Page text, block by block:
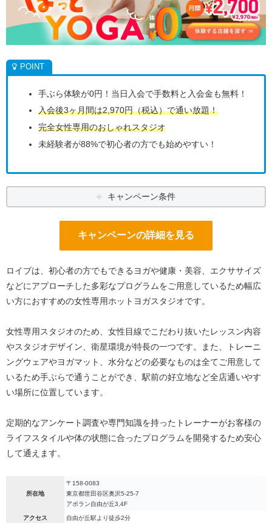
手ぶら体験が0円！当日入会で手数料と入会金も無料！
入会後3ヶ月間は2,970円（税込）で通い放題！
完全女性専用のおしゃれスタジオ
未経験者が88%で初心者の方でも始めやすい！
キャンペーン条件
キャンペーンの詳細を見る
ロイブは、初心者の方でもできるヨガや健康・美容、エクササイズ
などにアプローチした多彩なプログラムをご用意しているため幅広
い方におすすめの女性専用ホットヨガスタジオです。
女性専用スタジオのため、女性目線でこだわり抜いたレッスン内容
やスタジオデザイン、衛星環境が特長の一つです。また、トレーニ
ングウェアやヨガマット、水分などの必要なものは全てご用意して
いるため手ぶらで通うことができ、駅前の好立地など全店通いやす
い場所に位置しています。
定期的なアンケート調査や専門知識を持ったトレーナーがお客様の
ライフスタイルや体の状態に合ったプログラムを開発するため安心
して通えます。
所在地
〒158-0083
東京都世田谷区奥沢5-25-7
アポラン自由が丘3,4F
アクセス 自由が丘駅より徒歩2分